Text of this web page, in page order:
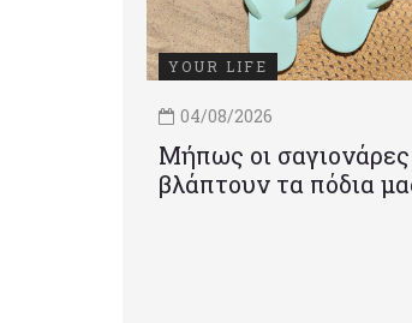
YOUR LIFE
04/08/2026
Μήπως οι σαγιονάρες
βλάπτουν τα πόδια